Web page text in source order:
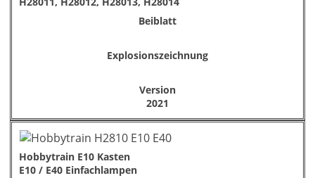
Beiblatt
Explosionszeichnung
Version
2021
Hobbytrain E10 Kasten
E10 / E40 Einfachlampen